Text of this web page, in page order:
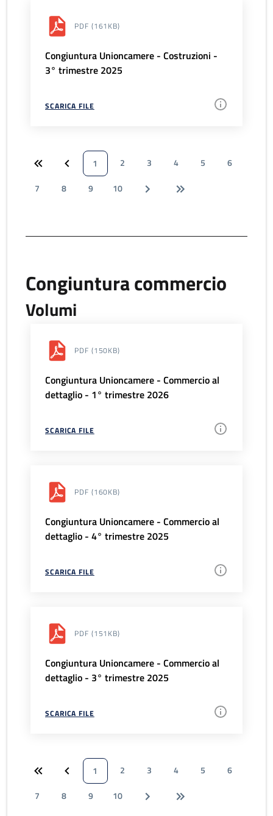
PDF (161KB)
Congiuntura Unioncamere - Costruzioni -
3° trimestre 2025
SCARICA FILE
1 2 3 4 5
6
7
8 9 10
Congiuntura commercio
Volumi
PDF (150KB)
Congiuntura Unioncamere - Commercio al
dettaglio - 1° trimestre 2026
SCARICA FILE
PDF (160KB)
Congiuntura Unioncamere - Commercio al
dettaglio - 4° trimestre 2025
SCARICA FILE
PDF (151KB)
Congiuntura Unioncamere - Commercio al
dettaglio - 3° trimestre 2025
SCARICA FILE
1 2 3 4 5
6
7
8 9 10